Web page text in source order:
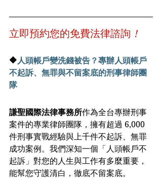
立即預約您的免費法律諮詢 ！
🔶人頭帳戶變洗錢被告？專辦人頭帳戶
不起訴、無罪與不留案底的刑事律師團
隊
謙聖國際法律事務所作為全台專辦刑事
案件的專業律師團隊，擁有超過 6,000
件刑事實戰經驗與上千件不起訴、無罪
成功案例。我們深知一個「人頭帳戶不
起訴」對您的人生與工作有多麼重要，
能幫您守護清白，徹底不留案底。